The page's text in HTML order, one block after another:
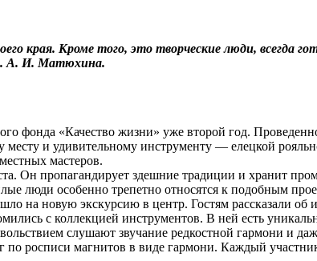
края. Кроме того, это творческие люди, всегда
А. И. Матюхина.
фонда «Качество жизни» уже второй год.
и удивительному инструменту — елецкой
мастеров.
Он пропагандирует здешние традиции и хранит
люди особенно трепетно относятся к подобным
на новую экскурсию в центр. Гостям рассказали об
с коллекцией инструментов. В ней есть
слушают звучание редкостной гармони и
по росписи магнитов в виде гармони. Каждый